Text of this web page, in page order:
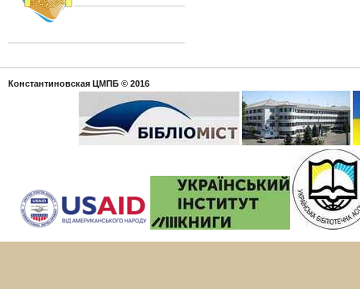
Константиновская ЦМПБ © 2016